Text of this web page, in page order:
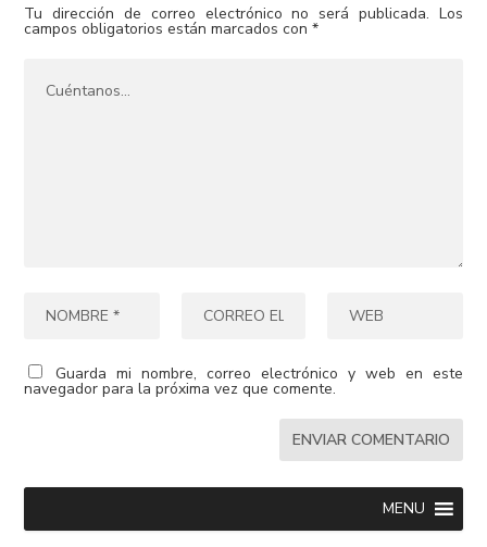
Tu dirección de correo electrónico no será publicada. Los
campos obligatorios están marcados con*
Guarda mi nombre, correo electrónico y web en este
navegador para la próxima vez que comente.
MENU